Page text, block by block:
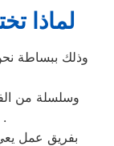
لماذا
وذلك ببساطة
وسلسلة من
فوق اوتوماتيك وتحميل امامي .
بفريق عمل